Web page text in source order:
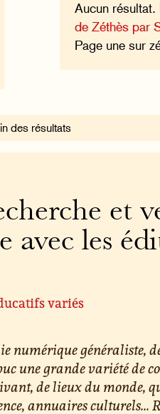
Aucun résultat.
de Zéthès par
Page une sur
des résultats
et
avec les
variés
numérique généraliste,
une grande variété de
de lieux du monde,
annuaires culturels...